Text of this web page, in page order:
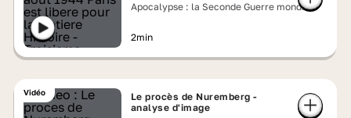
Apocalypse : la Seconde Guerre mondiale
2min
Vidéo
Le procès de Nuremberg -
analyse d'image